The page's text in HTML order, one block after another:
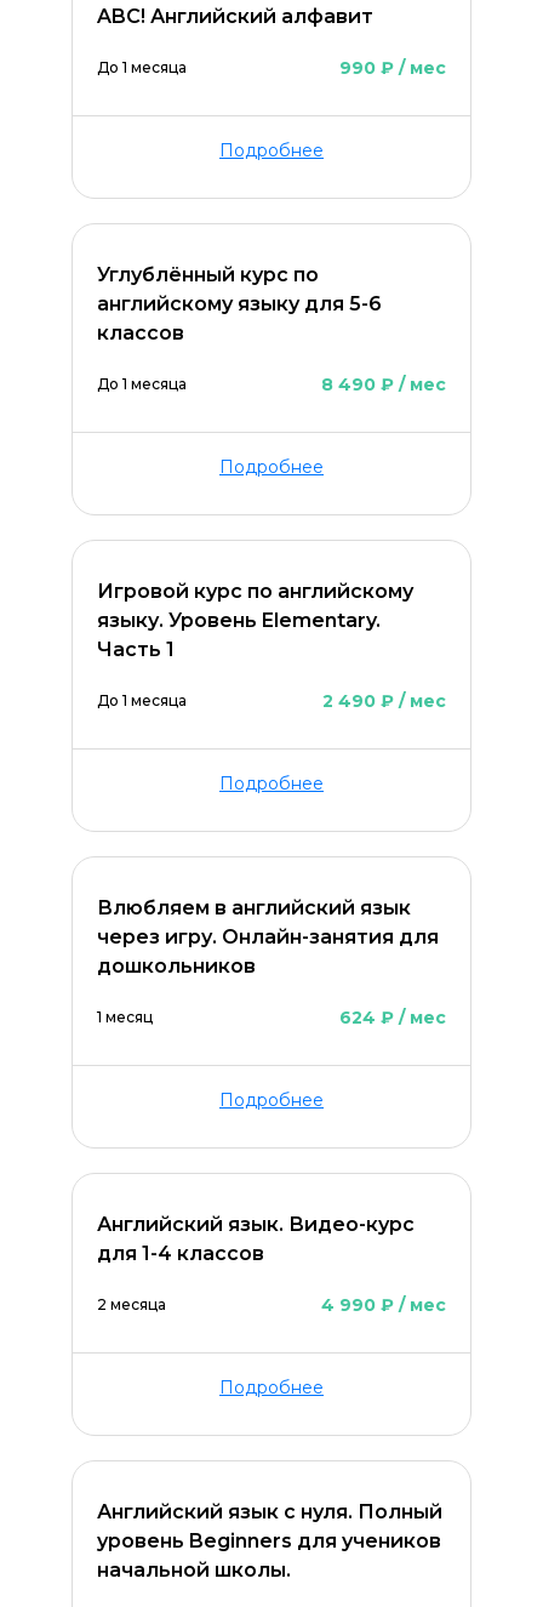
ABC! Английский алфавит
До 1 месяца 990 ₽ / мес
Подробнее
Углублённый курс по
английскому языку для 5-6
классов
До 1 месяца 8 490 ₽ / мес
Подробнее
Игровой курс по английскому
языку. Уровень Elementary.
Часть 1
До 1 месяца 2 490 ₽ / мес
Подробнее
Влюбляем в английский язык
через игру. Онлайн-занятия для
дошкольников
1 месяц 624 ₽ / мес
Подробнее
Английский язык. Видео-курс
для 1-4 классов
2 месяца 4 990 ₽ / мес
Подробнее
Английский язык с нуля. Полный
уровень Beginners для учеников
начальной школы.
ОСТАВИТЬ КОММЕНТАРИЙ